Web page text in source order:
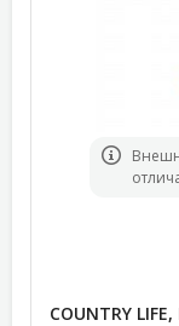
COUNTRY